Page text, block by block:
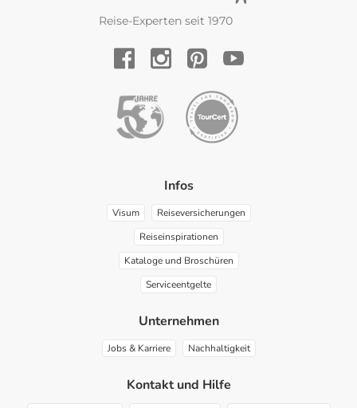
Reise-Experten seit 1970
Infos
Visum
Reiseversicherungen
Reiseinspirationen
Kataloge und Broschüren
Serviceentgelte
Unternehmen
Jobs & Karriere Nachhaltigkeit
Kontakt und Hilfe